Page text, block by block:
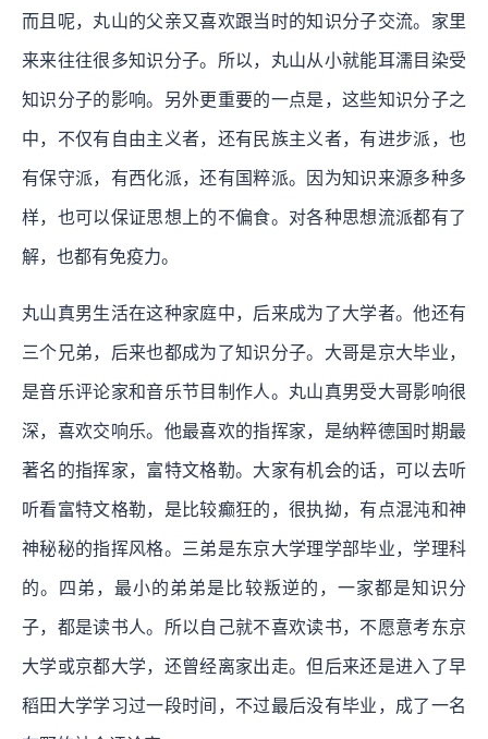
而且呢，丸山的父亲又喜欢跟当时的知识分子交流。家里
来来往往很多知识分子。所以，丸山从小就能耳濡目染受
知识分子的影响。另外更重要的一点是，这些知识分子之
中，不仅有自由主义者，还有民族主义者，有进步派，也
有保守派，有西化派，还有国粹派。因为知识来源多种多
样，也可以保证思想上的不偏食。对各种思想流派都有了
解，也都有免疫力。
丸山真男生活在这种家庭中，后来成为了大学者。他还有
三个兄弟，后来也都成为了知识分子。大哥是京大毕业，
是音乐评论家和音乐节目制作人。丸山真男受大哥影响很
深，喜欢交响乐。他最喜欢的指挥家，是纳粹德国时期最
著名的指挥家，富特文格勒。大家有机会的话，可以去听
听看富特文格勒，是比较癫狂的，很执拗，有点混沌和神
神秘秘的指挥风格。三弟是东京大学理学部毕业，学理科
的。四弟，最小的弟弟是比较叛逆的，一家都是知识分
子，都是读书人。所以自己就不喜欢读书，不愿意考东京
大学或京都大学，还曾经离家出走。但后来还是进入了早
稻田大学学习过一段时间，不过最后没有毕业，成了一名